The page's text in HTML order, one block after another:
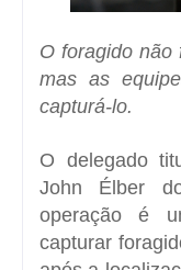
O foragido não
mas as
capturá-lo.
O delegado
John Élber
operação é
capturar